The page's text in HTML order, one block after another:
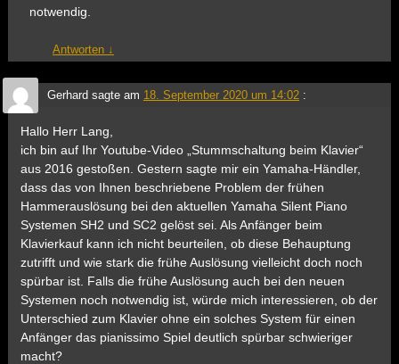
notwendig.
Antworten ↓
Gerhard sagte am 18. September 2020 um 14:02 :
Hallo Herr Lang,
ich bin auf Ihr Youtube-Video „Stummschaltung beim Klavier“
aus 2016 gestoßen. Gestern sagte mir ein Yamaha-Händler,
dass das von Ihnen beschriebene Problem der frühen
Hammerauslösung bei den aktuellen Yamaha Silent Piano
Systemen SH2 und SC2 gelöst sei. Als Anfänger beim
Klavierkauf kann ich nicht beurteilen, ob diese Behauptung
zutrifft und wie stark die frühe Auslösung vielleicht doch noch
spürbar ist. Falls die frühe Auslösung auch bei den neuen
Systemen noch notwendig ist, würde mich interessieren, ob der
Unterschied zum Klavier ohne ein solches System für einen
Anfänger das pianissimo Spiel deutlich spürbar schwieriger
macht?